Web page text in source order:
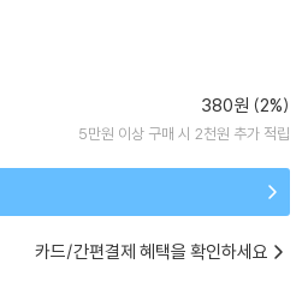
380원 (2%)
5만원 이상 구매 시 2천원 추가 적립
카드/간편결제 혜택을 확인하세요